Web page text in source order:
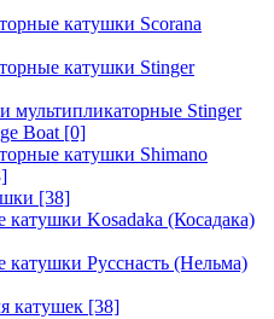
катушки Scorana
катушки Stinger
мультипликаторные Stinger
Boat [0]
катушки Shimano
[38]
Kosadaka (Косадака)
Русснасть (Нельма)
катушек [38]